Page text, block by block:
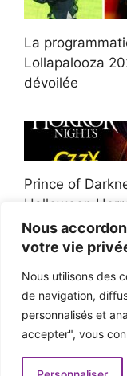
Nous
votre vie
Nous utilisons des
de navigation,
personnalisés et
accepter", vous
La
Lollapalooza
dévoilée
Prince of
Halloween
Afroman
victoire du jury